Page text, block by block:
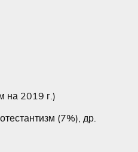
на 2019 г.)
(7%), др.